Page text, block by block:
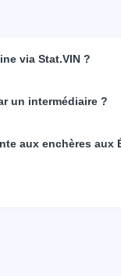
via Stat.VIN ?
un intermédiaire ?
aux enchères aux